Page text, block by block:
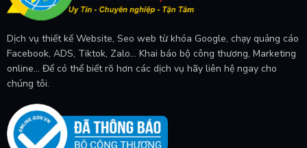
Dịch vụ thiết kế Website, Seo web từ khóa Google, chạy quảng cáo
Facebook, ADS, Tiktok, Zalo... Khai báo bộ công thương, Marketing
online... Để có thể biết rõ hơn các dịch vụ hãy liên hệ ngay cho
chúng tôi.